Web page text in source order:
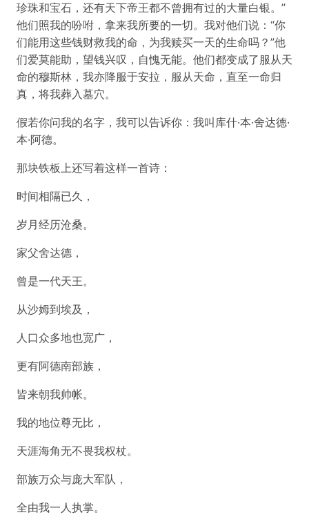
珍珠和宝石，还有天下帝王都不曾拥有过的大量白银。”
他们照我的吩咐，拿来我所要的一切。我对他们说：“你
们能用这些钱财救我的命，为我赎买一天的生命吗？”他
们爱莫能助，望钱兴叹，自愧无能。他们都变成了服从天
命的穆斯林，我亦降服于安拉，服从天命，直至一命归
真，将我葬入墓穴。
假若你问我的名字，我可以告诉你：我叫库什·本·舍达德·
本·阿德。
那块铁板上还写着这样一首诗：
时间相隔已久，
岁月经历沧桑。
家父舍达德，
曾是一代天王。
从沙姆到埃及，
人口众多地也宽广，
更有阿德南部族，
皆来朝我帅帐。
我的地位尊无比，
天涯海角无不畏我权杖。
部族万众与庞大军队，
全由我一人执掌。